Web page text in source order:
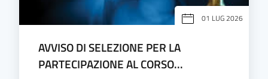
01 LUG 2026
AVVISO DI SELEZIONE PER LA
PARTECIPAZIONE AL CORSO...